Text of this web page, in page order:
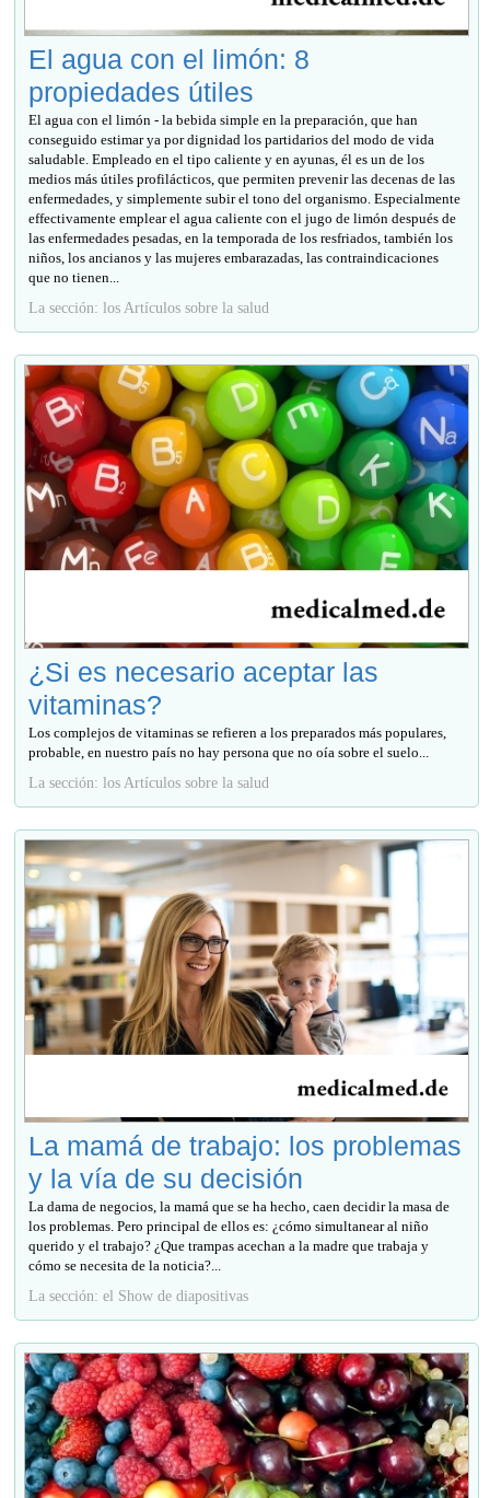
El agua con el limón: 8
propiedades útiles
El agua con el limón - la bebida simple en la preparación, que han
conseguido estimar ya por dignidad los partidarios del modo de vida
saludable. Empleado en el tipo caliente y en ayunas, él es un de los
medios más útiles profilácticos, que permiten prevenir las decenas de las
enfermedades, y simplemente subir el tono del organismo. Especialmente
effectivamente emplear el agua caliente con el jugo de limón después de
las enfermedades pesadas, en la temporada de los resfriados, también los
niños, los ancianos y las mujeres embarazadas, las contraindicaciones
que no tienen...
La sección: los Artículos sobre la salud
¿Si es necesario aceptar las
vitaminas?
Los complejos de vitaminas se refieren a los preparados más populares,
probable, en nuestro país no hay persona que no oía sobre el suelo...
La sección: los Artículos sobre la salud
La mamá de trabajo: los problemas
y la vía de su decisión
La dama de negocios, la mamá que se ha hecho, caen decidir la masa de
los problemas. Pero principal de ellos es: ¿cómo simultanear al niño
querido y el trabajo? ¿Que trampas acechan a la madre que trabaja y
cómo se necesita de la noticia?...
La sección: el Show de diapositivas